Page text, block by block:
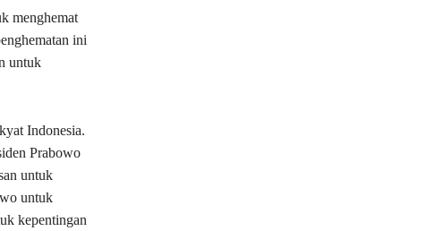
menghemat
ini
untuk
Indonesia.
Prabowo
untuk
untuk
kepentingan